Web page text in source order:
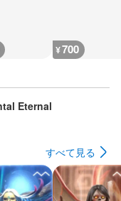
¥700
Eternal
すべて見る